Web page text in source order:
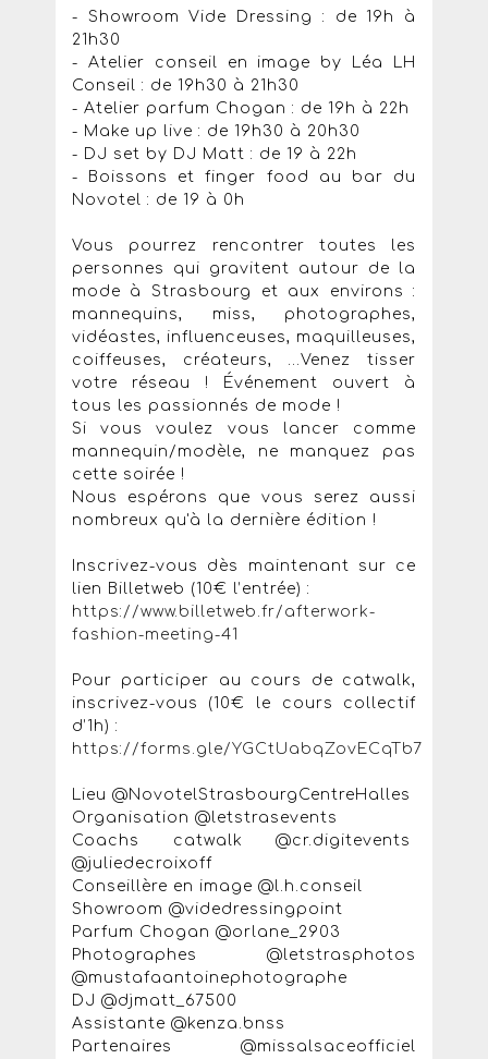
- Showroom Vide Dressing : de 19h à
21h30
- Atelier conseil en image by Léa LH
Conseil : de 19h30 à 21h30
- Atelier parfum Chogan : de 19h à 22h
- Make up live : de 19h30 à 20h30
- DJ set by DJ Matt : de 19 à 22h
- Boissons et finger food au bar du
Novotel : de 19 à 0h
Vous pourrez rencontrer toutes les
personnes qui gravitent autour de la
mode à Strasbourg et aux environs :
mannequins, miss, photographes,
vidéastes, influenceuses, maquilleuses,
coiffeuses, créateurs, ...Venez tisser
votre réseau ! Événement ouvert à
tous les passionnés de mode !
Si vous voulez vous lancer comme
mannequin/modèle, ne manquez pas
cette soirée !
Nous espérons que vous serez aussi
nombreux qu'à la dernière édition !
Inscrivez-vous dès maintenant sur ce
lien Billetweb (10€ l’entrée) :
https://www.billetweb.fr/afterwork-
fashion-meeting-41
Pour participer au cours de catwalk,
inscrivez-vous (10€ le cours collectif
d’1h) :
https://forms.gle/YGCtUabqZovECqTb7
Lieu @NovotelStrasbourgCentreHalles
Organisation @letstrasevents
Coachs catwalk @cr.digitevents
@juliedecroixoff
Conseillère en image @l.h.conseil
Showroom @videdressingpoint
Parfum Chogan @orlane_2903
Photographes @letstrasphotos
@mustafaantoinephotographe
DJ @djmatt_67500
Assistante @kenza.bnss
Partenaires @missalsaceofficiel